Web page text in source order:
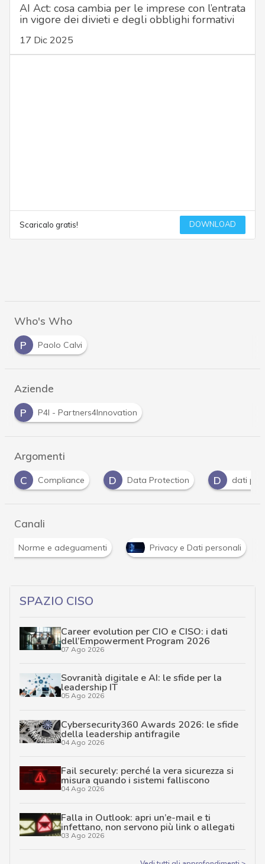
AI Act: cosa cambia per le imprese con l’entrata
in vigore dei divieti e degli obblighi formativi
17 Dic 2025
Scaricalo gratis! DOWNLOAD
Who's Who
P
Paolo Calvi
Aziende
P
P4I - Partners4Innovation
Argomenti
D
Data Protection D dati personali D Dpo
Canali
Norme e adeguamenti Privacy e Dati personali
SPAZIO CISO
Career evolution per CIO e CISO: i dati
dell’Empowerment Program 2026
07 Ago 2026
Sovranità digitale e AI: le sfide per la
leadership IT
05 Ago 2026
Cybersecurity360 Awards 2026: le sfide
della leadership antifragile
04 Ago 2026
Fail securely: perché la vera sicurezza si
misura quando i sistemi falliscono
04 Ago 2026
Falla in Outlook: apri un’e-mail e ti
infettano, non servono più link o allegati
03 Ago 2026